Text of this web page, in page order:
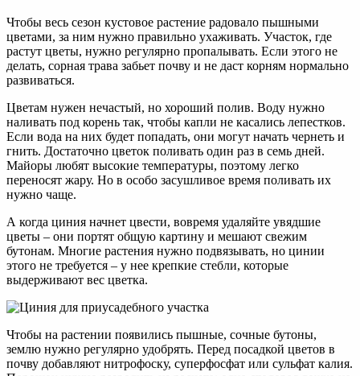
Чтобы весь сезон кустовое растение радовало пышными
цветами, за ним нужно правильно ухаживать. Участок, где
растут цветы, нужно регулярно пропалывать. Если этого не
делать, сорная трава забьет почву и не даст корням нормально
развиваться.
Цветам нужен нечастый, но хороший полив. Воду нужно
наливать под корень так, чтобы капли не касались лепестков.
Если вода на них будет попадать, они могут начать чернеть и
гнить. Достаточно цветок поливать один раз в семь дней.
Майоры любят высокие температуры, поэтому легко
переносят жару. Но в особо засушливое время поливать их
нужно чаще.
А когда циния начнет цвести, вовремя удаляйте увядшие
цветы – они портят общую картину и мешают свежим
бутонам. Многие растения нужно подвязывать, но цинии
этого не требуется – у нее крепкие стебли, которые
выдерживают вес цветка.
Чтобы на растении появились пышные, сочные бутоны,
землю нужно регулярно удобрять. Перед посадкой цветов в
почву добавляют нитрофоску, суперфосфат или сульфат калия.